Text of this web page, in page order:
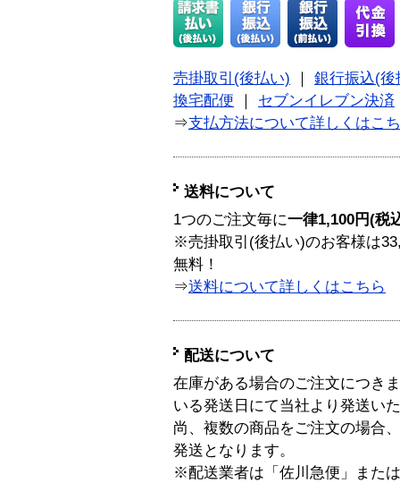
売掛取引(後払い)
銀行振込(後
換宅配便
セブンイレブン決済
⇒支払方法について詳しくはこ
送料について
1つのご注文毎に一律1,100円(税
※売掛取引(後払い)のお客様は
無料！
⇒送料について詳しくはこちら
配送について
在庫がある場合のご注文につき
いる発送日にて当社より発送い
尚、複数の商品をご注文の場合
発送となります。
※配送業者は「佐川急便」また